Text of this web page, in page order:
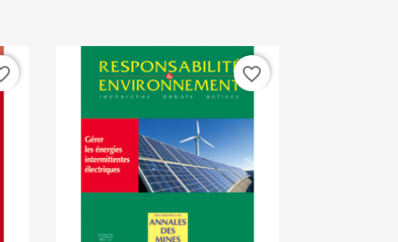
favorite_border